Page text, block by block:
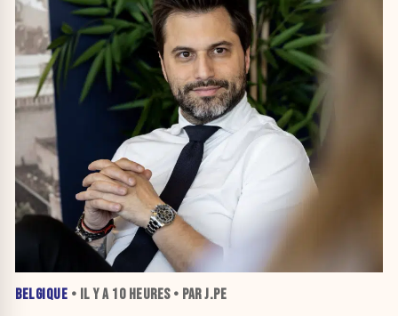
BELGIQUE • IL Y A 10 HEURES• PAR J.PE